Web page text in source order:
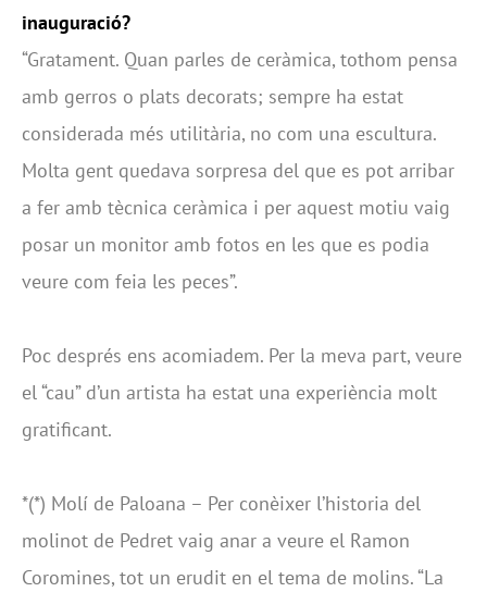
inauguració?
“Gratament. Quan parles de ceràmica, tothom pensa
amb gerros o plats decorats; sempre ha estat
considerada més utilitària, no com una escultura.
Molta gent quedava sorpresa del que es pot arribar
a fer amb tècnica ceràmica i per aquest motiu vaig
posar un monitor amb fotos en les que es podia
veure com feia les peces”.
Poc després ens acomiadem. Per la meva part, veure
el “cau” d’un artista ha estat una experiència molt
gratificant.
*(*) Molí de Paloana – Per conèixer l’historia del
molinot de Pedret vaig anar a veure el Ramon
Coromines, tot un erudit en el tema de molins. “La